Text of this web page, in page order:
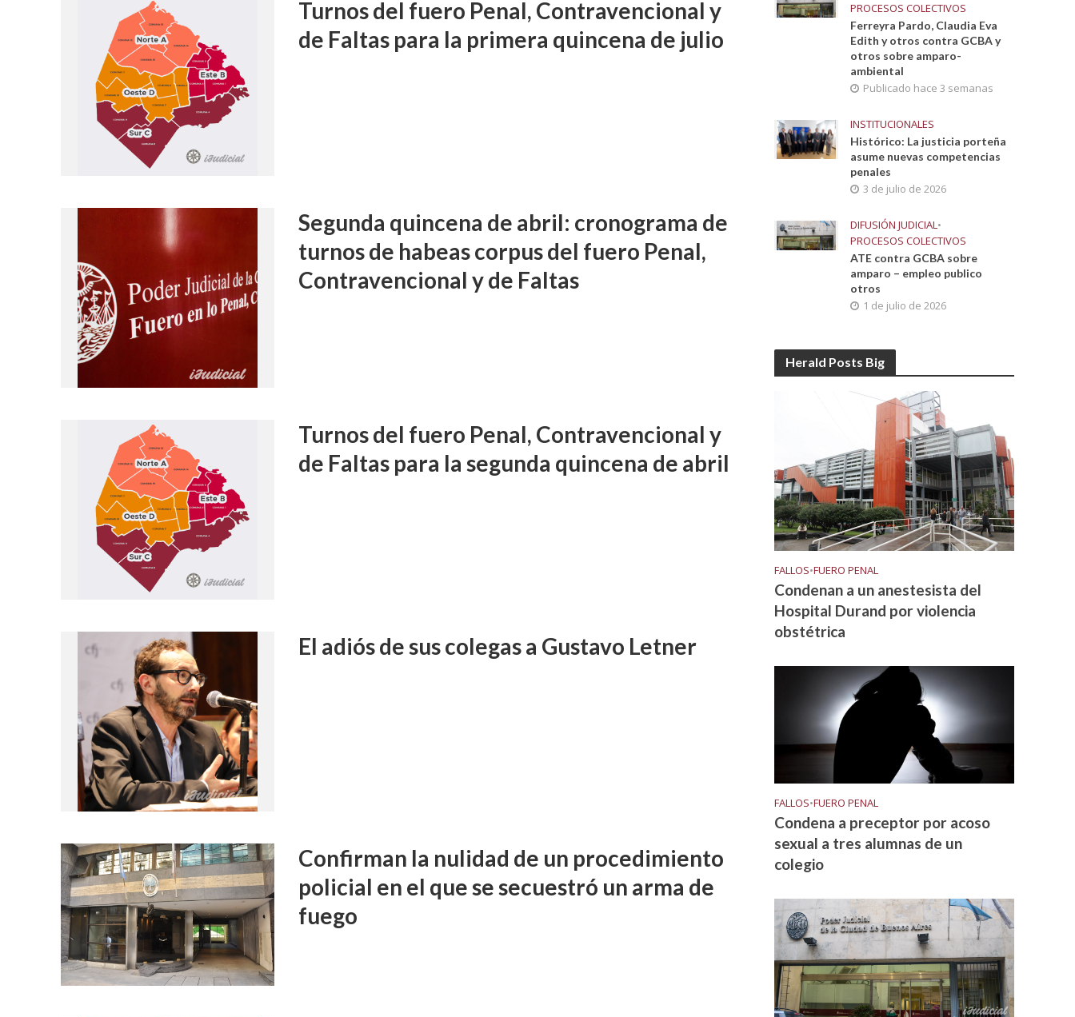
Turnos del fuero Penal, Contravencional y
de Faltas para la primera quincena de julio
Segunda quincena de abril: cronograma de
turnos de habeas corpus del fuero Penal,
Contravencional y de Faltas
Turnos del fuero Penal, Contravencional y
de Faltas para la segunda quincena de abril
El adiós de sus colegas a Gustavo Letner
Confirman la nulidad de un procedimiento
policial en el que se secuestró un arma de
fuego
PROCESOS COLECTIVOS
Ferreyra Pardo, Claudia Eva
Edith y otros contra GCBA y
otros sobre amparo-
ambiental
Publicado hace 3 semanas
INSTITUCIONALES
Histórico: La justicia porteña
asume nuevas competencias
penales
3 de julio de 2026
DIFUSIÓN JUDICIAL•
PROCESOS COLECTIVOS
ATE contra GCBA sobre
amparo – empleo publico
otros
1 de julio de 2026
Herald Posts Big
FALLOS•FUERO PENAL
Condenan a un anestesista del
Hospital Durand por violencia
obstétrica
FALLOS•FUERO PENAL
Condena a preceptor por acoso
sexual a tres alumnas de un
colegio